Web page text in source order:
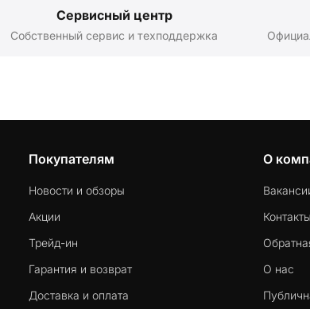
Сервисный центр
Собственный сервис и техподдержка
Покупателям
Новости и обзоры
Акции
Трейд-ин
Гарантия и возврат
Доставка и оплата
О
Контакты
О нас